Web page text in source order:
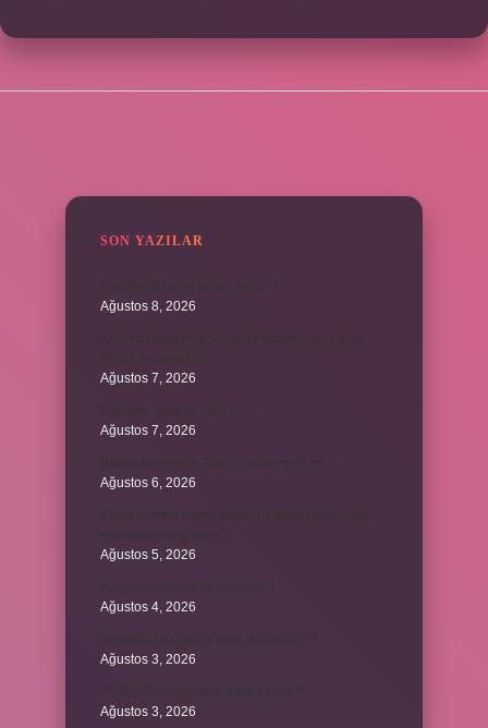
SON YAZILAR
Ağustos 8, 2026
Ağustos 7, 2026
Ağustos 7, 2026
Ağustos 6, 2026
Ağustos 5, 2026
Ağustos 4, 2026
Ağustos 3, 2026
Ağustos 3, 2026